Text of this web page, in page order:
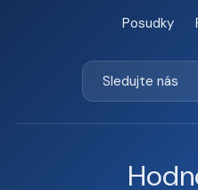
Posudky
Sledujte nás